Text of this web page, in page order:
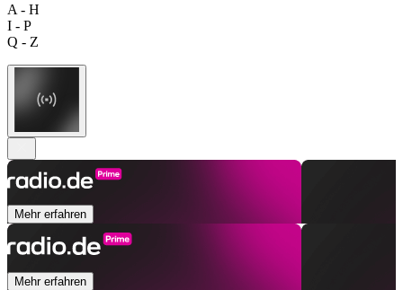
A - H
I - P
Q - Z
Mehr erfahren
Mehr erfahren